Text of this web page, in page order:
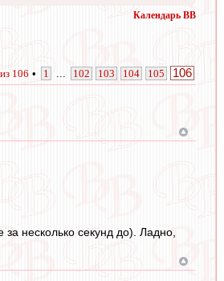
Календарь ВВ
из 106 • 1 102 103 104 105 106
несколько секунд до). Ладно,